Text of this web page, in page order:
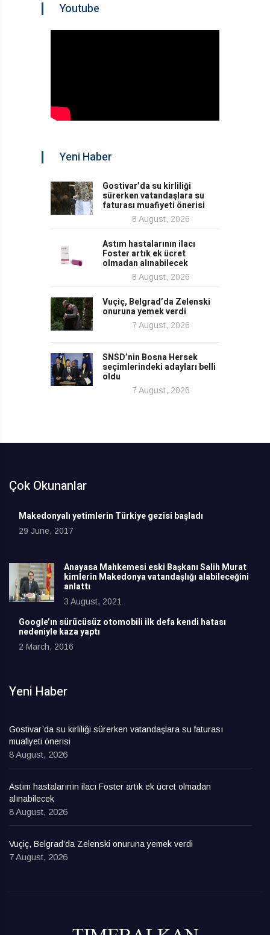
Youtube
Yeni Haber
Gostivar’da su kirliliği
sürerken vatandaşlara su
faturası muafiyeti önerisi
8 August, 2026
Astım hastalarının ilacı
Foster artık ek ücret
olmadan alınabilecek
8 August, 2026
Vuçiç, Belgrad’da Zelenski
onuruna yemek verdi
7 August, 2026
SNSD’nin Bosna Hersek
seçimlerindeki adayları belli
oldu
7 August, 2026
Çok Okunanlar
Makedonyalı yetimlerin Türkiye gezisi başladı
29 June, 2017
Anayasa Mahkemesi eski Başkanı Salih Murat
kimlerin Makedonya vatandaşlığı alabileceğini
anlattı
3 August, 2021
Google’ın sürücüsüz otomobili ilk defa kendi hatası
nedeniyle kaza yaptı
2 March, 2016
Yeni Haber
Gostivar’da su kirliliği sürerken vatandaşlara su faturası
muafiyeti önerisi
8 August, 2026
Astım hastalarının ilacı Foster artık ek ücret olmadan
alınabilecek
8 August, 2026
Vuçiç, Belgrad’da Zelenski onuruna yemek verdi
7 August, 2026